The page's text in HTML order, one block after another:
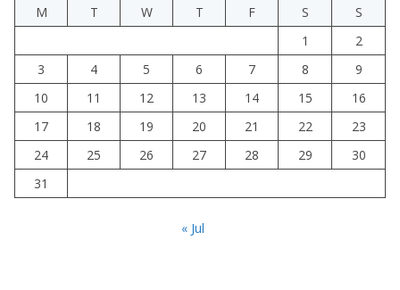
M
T W T F S
S
1
2
3
4 5 6 7 8
9
10
11 12 13 14 15
16
17
18 19 20 21 22
23
24
25 26 27 28 29
30
31
« Jul